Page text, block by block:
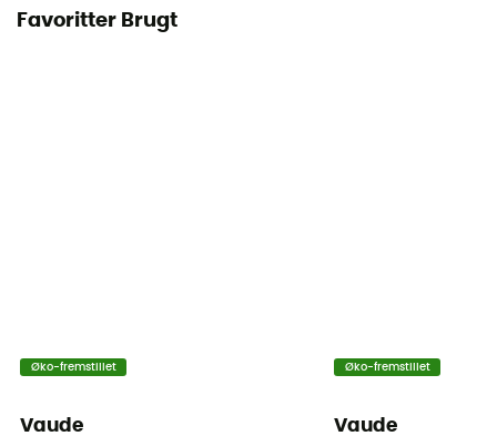
Favoritter Brugt
Øko-fremstillet
Vaude
Øko-fremstillet
Vaude